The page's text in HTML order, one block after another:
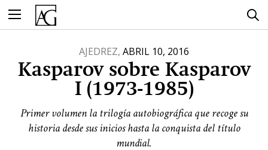
contenido
AJEDREZ, ABRIL 10, 2016
Kasparov sobre Kasparov
I (1973-1985)
Primer volumen la trilogía autobiográfica que recoge su
historia desde sus inicios hasta la conquista del título
mundial.